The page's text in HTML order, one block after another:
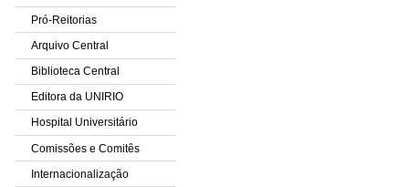
Pró-Reitorias
Arquivo Central
Biblioteca Central
Editora da UNIRIO
Hospital Universitário
Comissões e Comitês
Internacionalização